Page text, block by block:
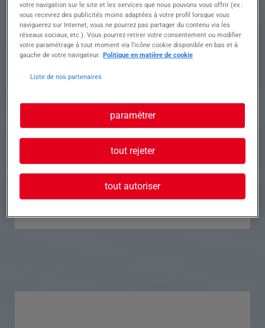
Référence Annonce n°
Contact
Tél.
Postuler à cette offre
votre navigation sur le site et les services que nous pouvons vous offrir (ex :
vous recevrez des publicités moins adaptées à votre profil lorsque vous
naviguerez sur Internet, vous ne pourrez pas partager du contenu via les
réseaux sociaux, etc.). Vous pourrez retirer votre consentement ou modifier
votre paramétrage à tout moment via l’icône cookie disponible en bas et à
gauche de votre navigateur. Politique en matière de cookie
Liste de nos partenaires
paramétrer
tout rejeter
tout autoriser